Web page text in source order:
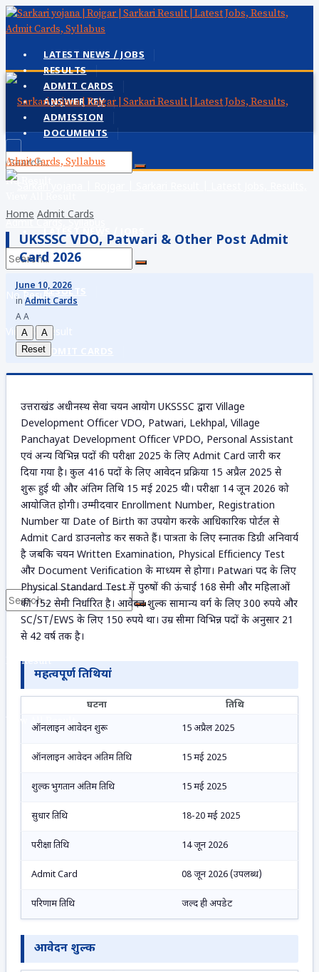
LATEST NEWS / JOBS
RESULTS
ADMIT CARDS
ANSWER KEY
ADMISSION
DOCUMENTS
No Result
LATEST NEWS / JOBS
RESULTS
ADMIT CARDS
ANSWER KEY
ADMISSION
DOCUMENTS
No Result
View All Result
No Result
View All Result
Home Admit Cards
UKSSSC VDO, Patwari & Other Post Admit
Card 2026
June 10, 2026
in Admit Cards
AA
A
A
Reset
उत्तराखंड अधीनस्थ सेवा चयन आयोग UKSSSC द्वारा Village
Development Officer VDO, Patwari, Lekhpal, Village
Panchayat Development Officer VPDO, Personal Assistant
एवं अन्य विभिन्न पदों की परीक्षा 2025 के लिए Admit Card जारी कर
दिया गया है। कुल 416 पदों के लिए आवेदन प्रक्रिया 15 अप्रैल 2025 से
शुरू हुई थी और अंतिम तिथि 15 मई 2025 थी। परीक्षा 14 जून 2026 को
आयोजित होगी। उम्मीदवार Enrollment Number, Registration
Number या Date of Birth का उपयोग करके आधिकारिक पोर्टल से
Admit Card डाउनलोड कर सकते हैं। पात्रता के लिए स्नातक डिग्री अनिवार्य
है जबकि चयन Written Examination, Physical Efficiency Test
और Document Verification के माध्यम से होगा। Patwari पद के लिए
Physical Standard Test में पुरुषों की ऊंचाई 168 सेमी और महिलाओं
की 152 सेमी निर्धारित है। आवेदन शुल्क सामान्य वर्ग के लिए 300 रुपये और
SC/ST/EWS के लिए 150 रुपये था। उम्र सीमा विभिन्न पदों के अनुसार 21
से 42 वर्ष तक है।
महत्वपूर्ण तिथियां
घटना
तिथि
ऑनलाइन आवेदन शुरू
15 अप्रैल 2025
ऑनलाइन आवेदन अंतिम तिथि 15 मई 2025
शुल्क भुगतान अंतिम तिथि 15 मई 2025
सुधार तिथि 18-20 मई 2025
परीक्षा तिथि 14 जून 2026
Admit Card 08 जून 2026 (उपलब्ध)
परिणाम तिथि जल्द ही अपडेट
आवेदन शुल्क